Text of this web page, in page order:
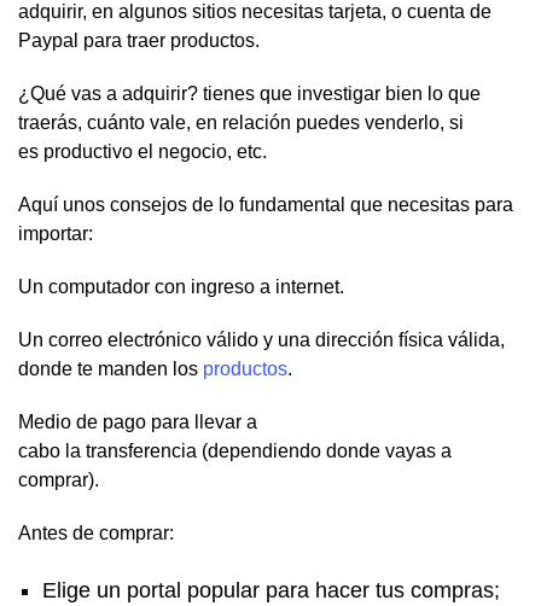
adquirir, en algunos sitios necesitas tarjeta, o cuenta de
Paypal para traer productos.
¿Qué vas a adquirir? tienes que investigar bien lo que
traerás, cuánto vale, en relación puedes venderlo, si
es productivo el negocio, etc.
Aquí unos consejos de lo fundamental que necesitas para
importar:
Un computador con ingreso a internet.
Un correo electrónico válido y una dirección física válida,
donde te manden los productos.
Medio de pago para llevar a
cabo la transferencia (dependiendo donde vayas a
comprar).
Antes de comprar:
Elige un portal popular para hacer tus compras;